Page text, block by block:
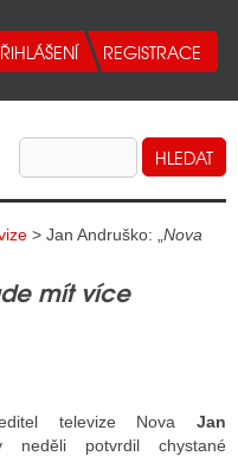
> Jan Andruško: „ Nova
mít více
televize Nova Jan
potvrdil chystané